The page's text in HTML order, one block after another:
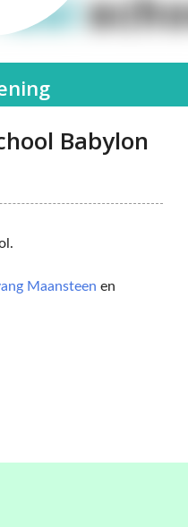
Babylon
Maansteen en